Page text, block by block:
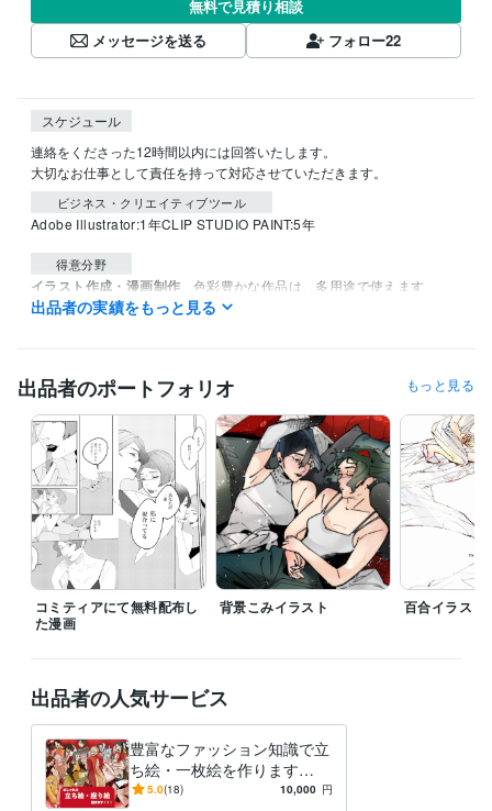
無料で見積り相談
メッセージを送る
フォロー22
スケジュール
連絡をくださった12時間以内には回答いたします。
大切なお仕事として責任を持って対応させていただきます。
ビジネス・クリエイティブツール
Adobe Illustrator:1年CLIP STUDIO PAINT:5年
得意分野
イラスト作成・漫画制作 色彩豊かな作品は、多用途で使えます
色彩 サムネ アパレル 歌ってみた
出品者の実績をもっと見る
出品者のポートフォリオ もっと見る
コミティアにて無料配布し
た漫画
背景こみイラスト 百合イラスト
出品者の人気サービス
豊富なファッション知識で立
ち絵・一枚絵を作ります
【短納期】色彩豊かな作風
5.0(18) 10,000 円